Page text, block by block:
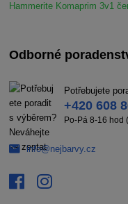
Hammerite Komaprim 3v1
Odborné
Potřebujete
+420 608
Po-Pá 8-16 hod
info@nejbarvy.cz